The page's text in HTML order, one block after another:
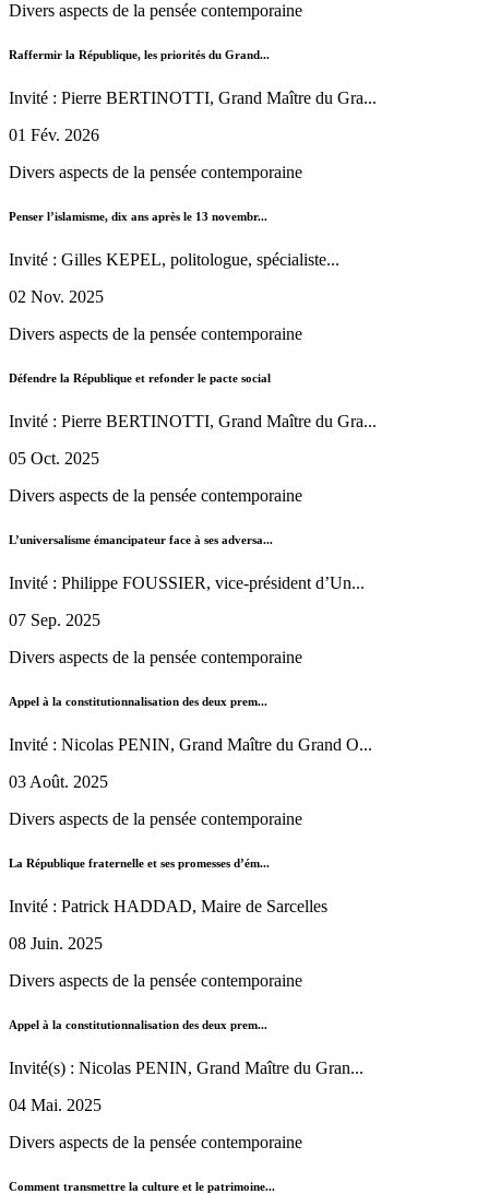
Divers aspects de la pensée contemporaine
Raffermir la République, les priorités du Grand...
Invité : Pierre BERTINOTTI, Grand Maître du Gra...
01 Fév. 2026
Divers aspects de la pensée contemporaine
Penser l’islamisme, dix ans après le 13 novembr...
Invité : Gilles KEPEL, politologue, spécialiste...
02 Nov. 2025
Divers aspects de la pensée contemporaine
Défendre la République et refonder le pacte social
Invité : Pierre BERTINOTTI, Grand Maître du Gra...
05 Oct. 2025
Divers aspects de la pensée contemporaine
L’universalisme émancipateur face à ses adversa...
Invité : Philippe FOUSSIER, vice-président d’Un...
07 Sep. 2025
Divers aspects de la pensée contemporaine
Appel à la constitutionnalisation des deux prem...
Invité : Nicolas PENIN, Grand Maître du Grand O...
03 Août. 2025
Divers aspects de la pensée contemporaine
La République fraternelle et ses promesses d’ém...
Invité : Patrick HADDAD, Maire de Sarcelles
08 Juin. 2025
Divers aspects de la pensée contemporaine
Appel à la constitutionnalisation des deux prem...
Invité(s) : Nicolas PENIN, Grand Maître du Gran...
04 Mai. 2025
Divers aspects de la pensée contemporaine
Comment transmettre la culture et le patrimoine...